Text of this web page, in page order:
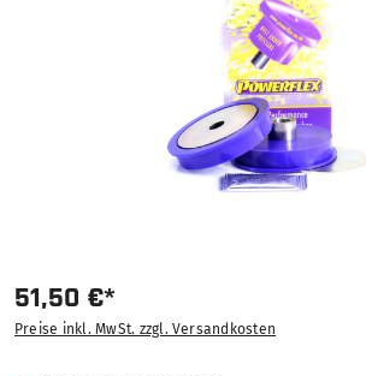
51,50 €*
Preise inkl. MwSt. zzgl. Versandkosten